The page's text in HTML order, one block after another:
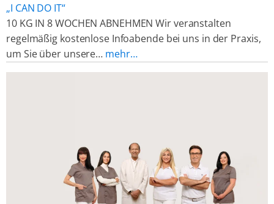
„I CAN DO IT“
10 KG IN 8 WOCHEN ABNEHMEN Wir veranstalten
regelmäßig kostenlose Infoabende bei uns in der Praxis,
um Sie über unsere… mehr…